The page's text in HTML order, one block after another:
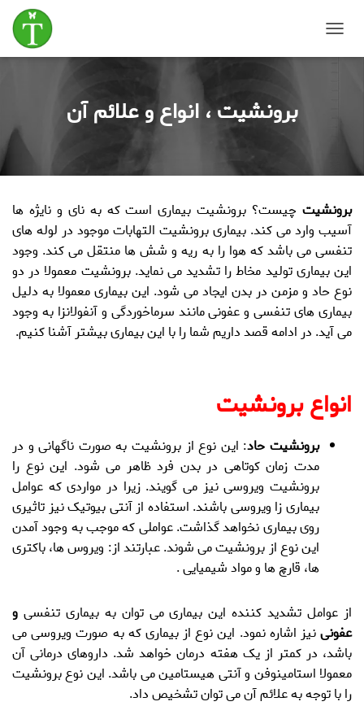
o
i
a
t
i
o
n
برونشیت ، انواع و علائم آن
برونشیتچیست؟ برونشیت بیماری است که به نای و نایژه ها
آسیب وارد می کند. بیماری برونشیت التهابات موجود در لوله های
تنفسی می باشد که هوا را به ریه و شش ها منتقل می کند. وجود
این بیماری تولید مخاط را تشدید می نماید.برونشیت معمولا در دو
نوع حاد و مزمن در بدن ایجاد می شود. این بیماری معمولا به دلیل
بیماری های تنفسی و عفونی مانند سرماخوردگی و آنفولانزا به وجود
می آید. در ادامه قصد داریم شما را با این بیماری بیشتر آشنا کنیم.
انواع برونشیت
برونشیت حاد: این نوع از برونشیت به صورت ناگهانی و در
مدت زمان کوتاهی در بدن فرد ظاهر می شود. این نوع را
برونشیت ویروسینیز می گویند. زیرا در مواردی که عوامل
بیماری زا ویروسی باشند. استفاده از آنتی بیوتیک نیز تاثیری
روی بیماری نخواهد گذاشت. عواملی که موجب به وجود آمدن
این نوع از برونشیتمی شوند. عبارتند از: ویروس ها، باکتری
ها، قارچ ها و مواد شیمیایی .
از عوامل تشدید کننده این بیماری می توان بهبیماری تنفسی و
عفونینیز اشاره نمود. این نوع از بیماری که به صورت ویروسی می
باشد، در کمتر از یک هفته درمان خواهد شد. داروهای درمانی آن
معمولا استامینوفن و آنتی هیستامین می باشد. این نوعبرونشیت
را با توجه به علائم آن می توان تشخیص داد.